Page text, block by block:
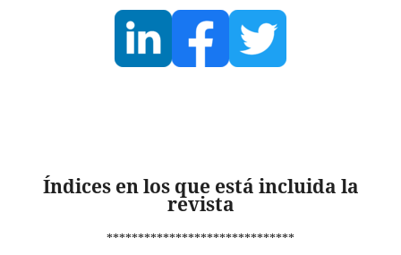
Índices en los que está incluida la
revista
******************************